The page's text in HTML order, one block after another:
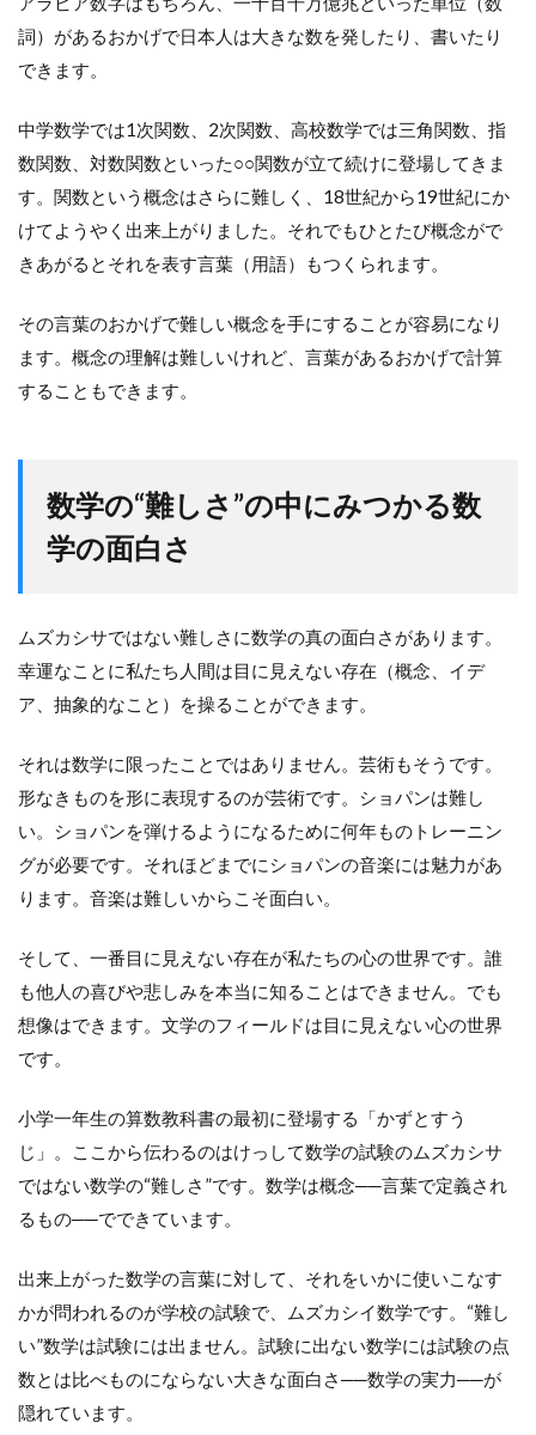
詞）があるおかげで日本人は大きな数を発したり、書いたり
できます。
中学数学では1次関数、2次関数、高校数学では三角関数、指
数関数、対数関数といった○○関数が立て続けに登場してきま
す。関数という概念はさらに難しく、18世紀から19世紀にか
けてようやく出来上がりました。それでもひとたび概念がで
きあがるとそれを表す言葉（用語）もつくられます。
その言葉のおかげで難しい概念を手にすることが容易になり
ます。概念の理解は難しいけれど、言葉があるおかげで計算
することもできます。
数学の“難しさ”の中にみつかる数
学の面白さ
ムズカシサではない難しさに数学の真の面白さがあります。
幸運なことに私たち人間は目に見えない存在（概念、イデ
ア、抽象的なこと）を操ることができます。
それは数学に限ったことではありません。芸術もそうです。
形なきものを形に表現するのが芸術です。ショパンは難し
い。ショパンを弾けるようになるために何年ものトレーニン
グが必要です。それほどまでにショパンの音楽には魅力があ
ります。音楽は難しいからこそ面白い。
そして、一番目に見えない存在が私たちの心の世界です。誰
も他人の喜びや悲しみを本当に知ることはできません。でも
想像はできます。文学のフィールドは目に見えない心の世界
です。
小学一年生の算数教科書の最初に登場する「かずとすう
じ」。ここから伝わるのはけっして数学の試験のムズカシサ
ではない数学の“難しさ”です。数学は概念──言葉で定義され
るもの──でできています。
出来上がった数学の言葉に対して、それをいかに使いこなす
かが問われるのが学校の試験で、ムズカシイ数学です。“難し
い”数学は試験には出ません。試験に出ない数学には試験の点
数とは比べものにならない大きな面白さ──数学の実力──が
隠れています。